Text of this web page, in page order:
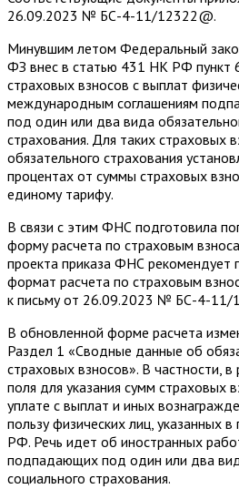
26.09.2023 № БС-4-11/12322@.
Минувшим летом Федеральный
ФЗ внес в статью 431 НК РФ пункт
страховых взносов с выплат
международным соглашениям
под один или два вида
страхования. Для таких страховых
обязательного страхования
процентах от суммы страховых
единому тарифу.
В связи с этим ФНС подготовила
форму расчета по страховым
проекта приказа ФНС рекомендует
формат расчета по страховым
к письму от 26.09.2023 № БС-4-11/
В обновленной форме расчета
Раздел 1 «Сводные данные об
страховых взносов». В частности,
поля для указания сумм страховых
уплате с выплат и иных
пользу физических лиц, указанных
РФ. Речь идет об иностранных
подпадающих под один или два
социального страхования.